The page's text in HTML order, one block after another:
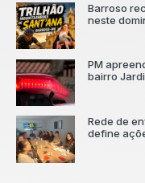
Barroso
neste
PM
bairro
Rede de
define